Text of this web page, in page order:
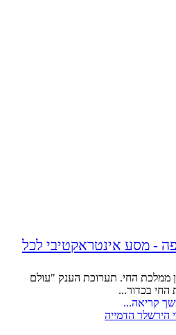
- מסע אינטראקטיבי לכל
ממלכת החי. תערוכת הענק "עולם
החי בכדור...
קריאה...